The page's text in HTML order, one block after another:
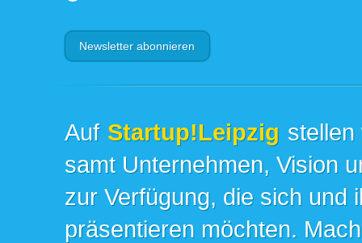
Auf Startup!Leipzig
samt Unternehmen, Vision
zur Verfügung, die sich und
präsentieren möchten.